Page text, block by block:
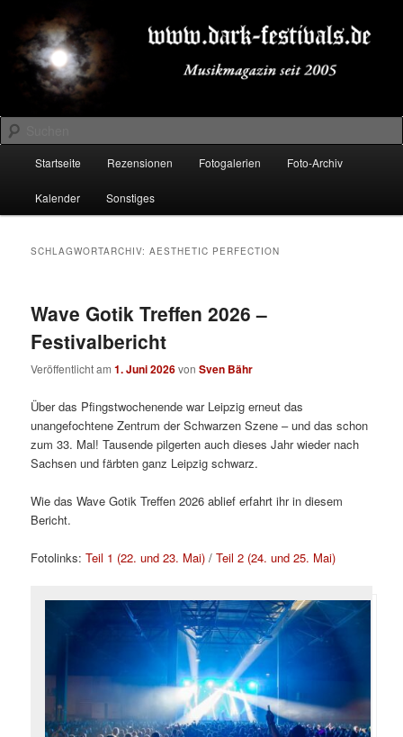
primären
Inhalt
springen
sekundären
Inhalt
springenDARK-FESTIVALS.DE
Suchen
Startseite Rezensionen Fotogalerien Foto-Archiv
Kalender Sonstiges
SCHLAGWORTARCHIV:AESTHETIC PERFECTION
Wave Gotik Treffen 2026 –
Festivalbericht
Veröffentlicht am1. Juni 2026vonSven Bähr
Über das Pfingstwochenende war Leipzig erneut das
unangefochtene Zentrum der Schwarzen Szene – und das schon
zum 33. Mal! Tausende pilgerten auch dieses Jahr wieder nach
Sachsen und färbten ganz Leipzig schwarz.
Wie das Wave Gotik Treffen 2026 ablief erfahrt ihr in diesem
Bericht.
Fotolinks:Teil 1 (22. und 23. Mai) /Teil 2 (24. und 25. Mai)